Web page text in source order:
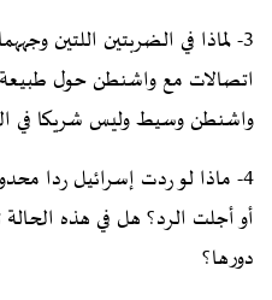
3- لماذا في الضربتين اللتين
اتصالات مع واشنطن حول طبيعة
واشنطن وسيط وليس شريكا في
4- ماذا لو ردت إسرائيل ردا
أو أجلت الرد؟ هل في هذه الحالة
دورها؟